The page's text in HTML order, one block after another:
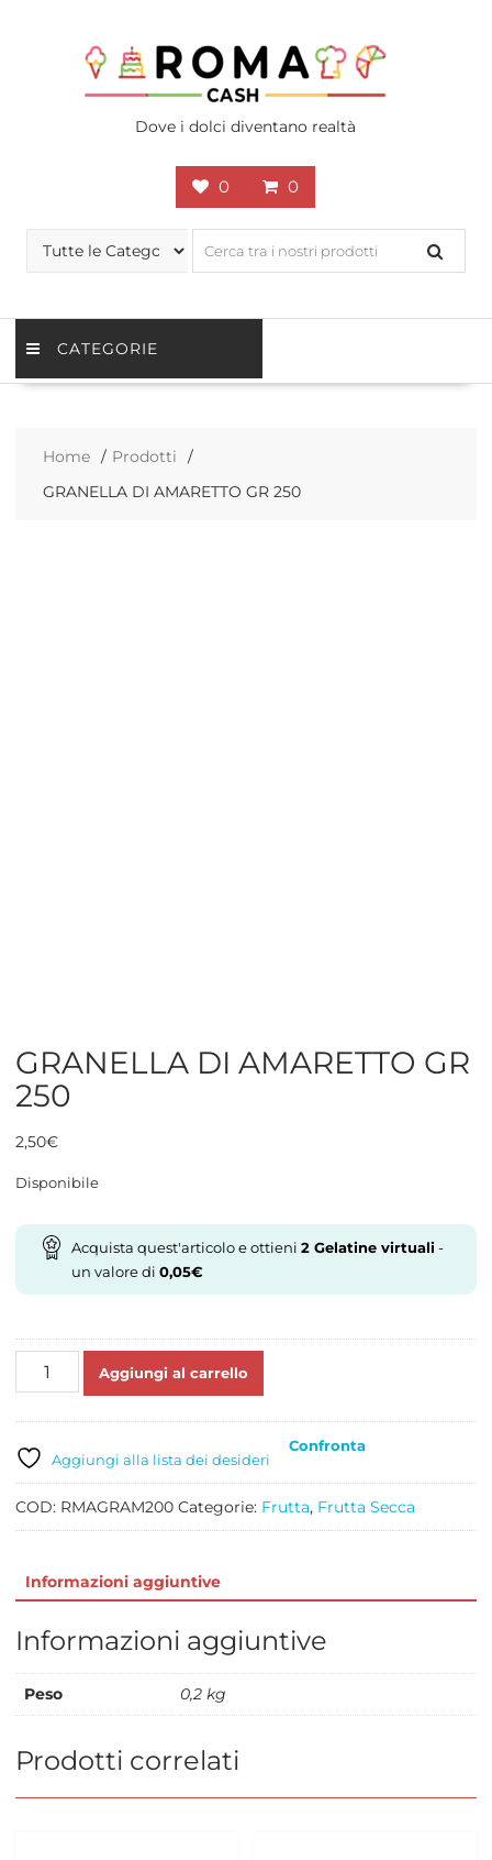
Dove i dolci diventano realtà
0 0
CATEGORIE
Home
Prodotti
GRANELLA DI AMARETTO GR 250
GRANELLA DI AMARETTO GR
250
2,50€
Disponibile
Acquista quest'articolo e ottieni 2Gelatine virtuali-
un valore di 0,05€
GRANELLA
250
quantità
Aggiungi al carrello
Aggiungi alla lista dei desideri
Confronta
COD: RMAGRAM200 Categorie: Frutta, Frutta Secca
Informazioni aggiuntive
Informazioni aggiuntive
Peso 0,2 kg
Prodotti correlati